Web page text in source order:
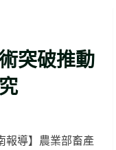
突破推動
報導】農業部畜產